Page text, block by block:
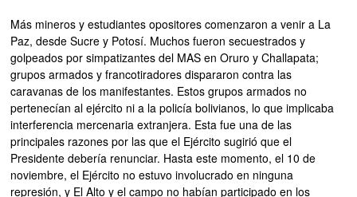
Más mineros y estudiantes opositores comenzaron a venir a La
Paz, desde Sucre y Potosí. Muchos fueron secuestrados y
golpeados por simpatizantes del MAS en Oruro y Challapata;
grupos armados y francotiradores dispararon contra las
caravanas de los manifestantes. Estos grupos armados no
pertenecían al ejército ni a la policía bolivianos, lo que implicaba
interferencia mercenaria extranjera. Esta fue una de las
principales razones por las que el Ejército sugirió que el
Presidente debería renunciar. Hasta este momento, el 10 de
noviembre, el Ejército no estuvo involucrado en ninguna
represión, y El Alto y el campo no habían participado en los